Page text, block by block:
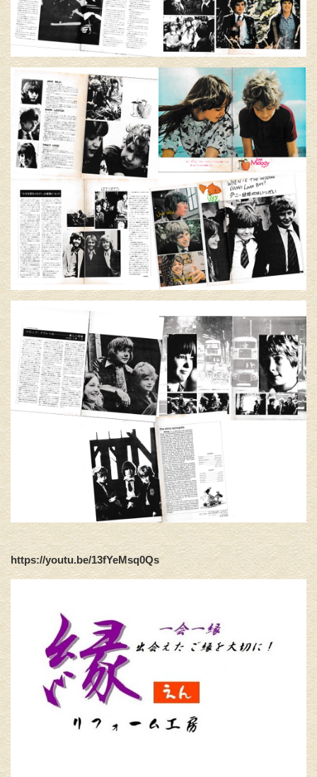
https://youtu.be/13fYeMsq0Qs